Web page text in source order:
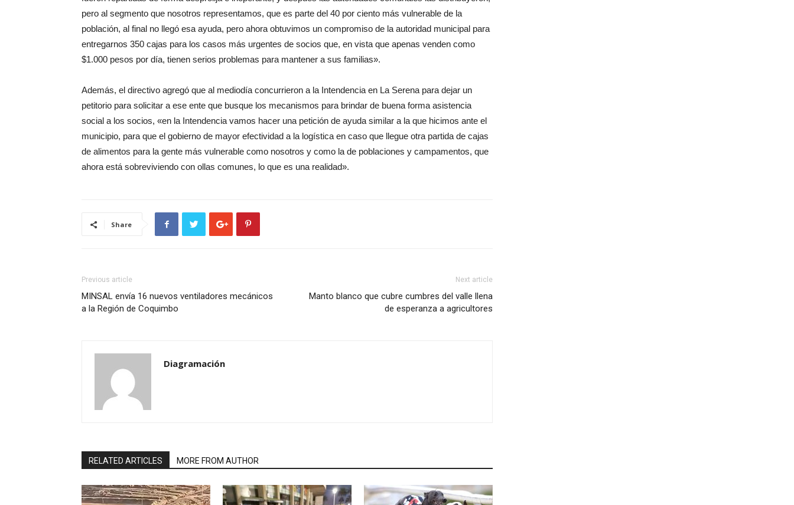
pero al segmento que nosotros representamos, que es parte del 40 por ciento más vulnerable de la
población, al final no llegó esa ayuda, pero ahora obtuvimos un compromiso de la autoridad municipal para
entregarnos 350 cajas para los casos más urgentes de socios que, en vista que apenas venden como
$1.000 pesos por día, tienen serios problemas para mantener a sus familias».
Además, el directivo agregó que al mediodía concurrieron a la Intendencia en La Serena para dejar un
petitorio para solicitar a ese ente que busque los mecanismos para brindar de buena forma asistencia
social a los socios, «en la Intendencia vamos hacer una petición de ayuda similar a la que hicimos ante el
municipio, para que el gobierno de mayor efectividad a la logística en caso que llegue otra partida de cajas
de alimentos para la gente más vulnerable como nosotros y como la de poblaciones y campamentos, que
ahora está sobreviviendo con ollas comunes, lo que es una realidad».
Share
Previous article
MINSAL envía 16 nuevos ventiladores mecánicos
a la Región de Coquimbo
Next article
Manto blanco que cubre cumbres del valle llena
de esperanza a agricultores
Diagramación
RELATED ARTICLES MORE FROM AUTHOR